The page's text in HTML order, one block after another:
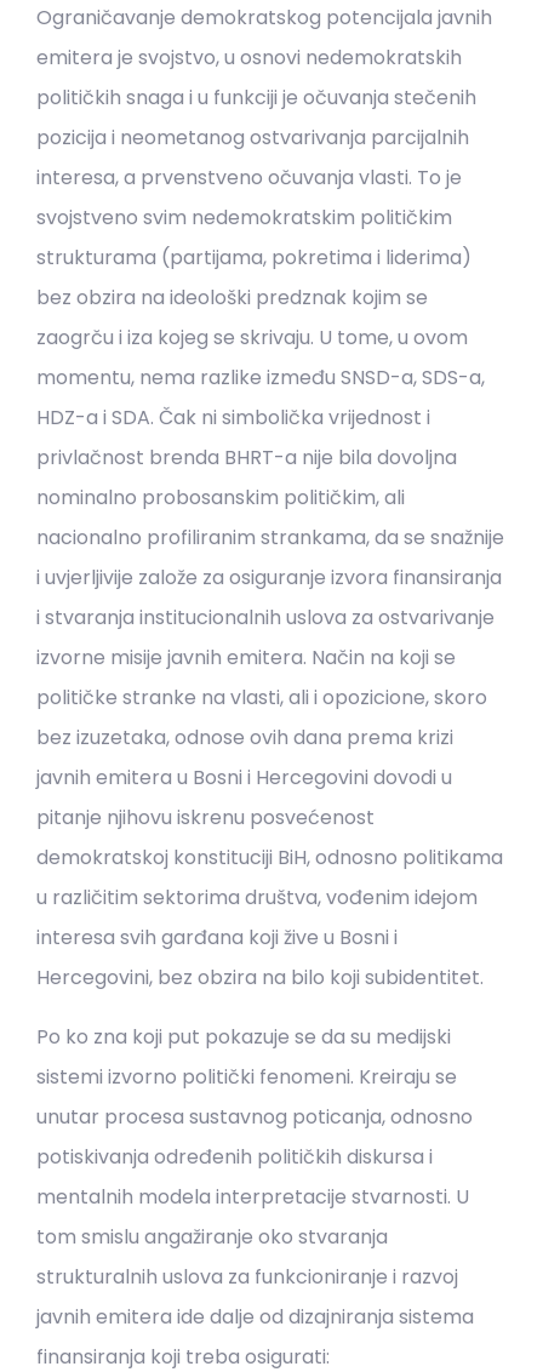
Ograničavanje demokratskog potencijala javnih
emitera je svojstvo, u osnovi nedemokratskih
političkih snaga i u funkciji je očuvanja stečenih
pozicija i neometanog ostvarivanja parcijalnih
interesa, a prvenstveno očuvanja vlasti. To je
svojstveno svim nedemokratskim političkim
strukturama (partijama, pokretima i liderima)
bez obzira na ideološki predznak kojim se
zaogrču i iza kojeg se skrivaju. U tome, u ovom
momentu, nema razlike između SNSD-a, SDS-a,
HDZ-a i SDA. Čak ni simbolička vrijednost i
privlačnost brenda BHRT-a nije bila dovoljna
nominalno probosanskim političkim, ali
nacionalno profiliranim strankama, da se snažnije
i uvjerljivije založe za osiguranje izvora finansiranja
i stvaranja institucionalnih uslova za ostvarivanje
izvorne misije javnih emitera. Način na koji se
političke stranke na vlasti, ali i opozicione, skoro
bez izuzetaka, odnose ovih dana prema krizi
javnih emitera u Bosni i Hercegovini dovodi u
pitanje njihovu iskrenu posvećenost
demokratskoj konstituciji BiH, odnosno politikama
u različitim sektorima društva, vođenim idejom
interesa svih garđana koji žive u Bosni i
Hercegovini, bez obzira na bilo koji subidentitet.
Po ko zna koji put pokazuje se da su medijski
sistemi izvorno politički fenomeni. Kreiraju se
unutar procesa sustavnog poticanja, odnosno
potiskivanja određenih političkih diskursa i
mentalnih modela interpretacije stvarnosti. U
tom smislu angažiranje oko stvaranja
strukturalnih uslova za funkcioniranje i razvoj
javnih emitera ide dalje od dizajniranja sistema
finansiranja koji treba osigurati: